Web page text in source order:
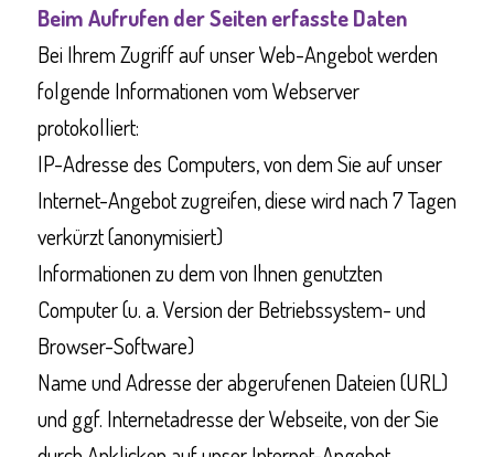
Beim Aufrufen der Seiten erfasste Daten
Bei Ihrem Zugriff auf unser Web-Angebot werden
folgende Informationen vom Webserver
protokolliert:
IP-Adresse des Computers, von dem Sie auf unser
Internet-Angebot zugreifen, diese wird nach 7 Tagen
verkürzt (anonymisiert)
Informationen zu dem von Ihnen genutzten
Computer (u. a. Version der Betriebssystem- und
Browser-Software)
Name und Adresse der abgerufenen Dateien (URL)
und ggf. Internetadresse der Webseite, von der Sie